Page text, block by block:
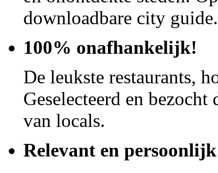
downloadbare city guide.
100% onafhankelijk!
De leukste restaurants,
Geselecteerd en
van locals.
Relevant en persoonlijk